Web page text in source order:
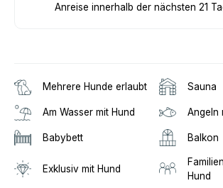
Anreise innerhalb der nächsten 21
Mehrere Hunde erlaubt Sauna
Am Wasser mit Hund Angeln
Babybett Balkon
Exklusiv mit Hund
Hund